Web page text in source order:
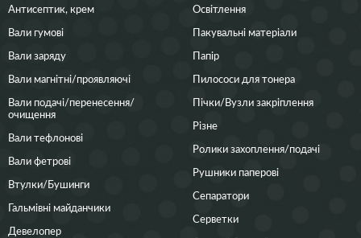
Антисептик, крем
Вали гумові
Вали заряду
Вали магнітні/проявляючі
Вали подачі/перенесення/
очищення
Вали тефлонові
Вали фетрові
Втулки/Бушинги
Гальмівні майданчики
Девелопер
Освітлення
Пакувальні матеріали
Папір
Пилососи для тонера
Пічки/Вузли закріплення
Різне
Ролики захоплення/подачі
Рушники паперові
Сепаратори
Серветки